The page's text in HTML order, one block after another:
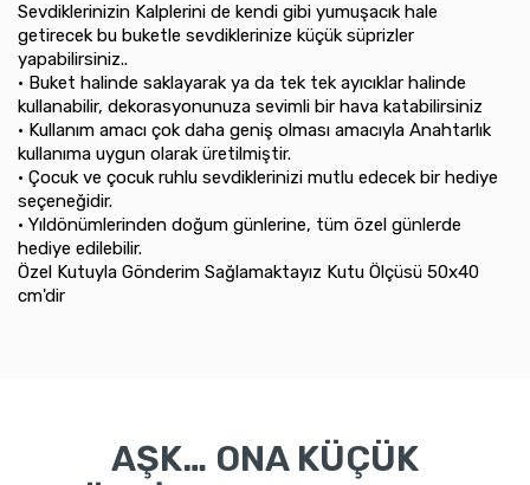
Sevdiklerinizin Kalplerini de kendi gibi yumuşacık hale
getirecek bu buketle sevdiklerinize küçük süprizler
yapabilirsiniz..
• Buket halinde saklayarak ya da tek tek ayıcıklar halinde
kullanabilir, dekorasyonunuza sevimli bir hava katabilirsiniz
• Kullanım amacı çok daha geniş olması amacıyla Anahtarlık
kullanıma uygun olarak üretilmiştir.
• Çocuk ve çocuk ruhlu sevdiklerinizi mutlu edecek bir hediye
seçeneğidir.
• Yıldönümlerinden doğum günlerine, tüm özel günlerde
hediye edilebilir.
Özel Kutuyla Gönderim Sağlamaktayız Kutu Ölçüsü 50x40
cm'dir
AŞK… ONA KÜÇÜK